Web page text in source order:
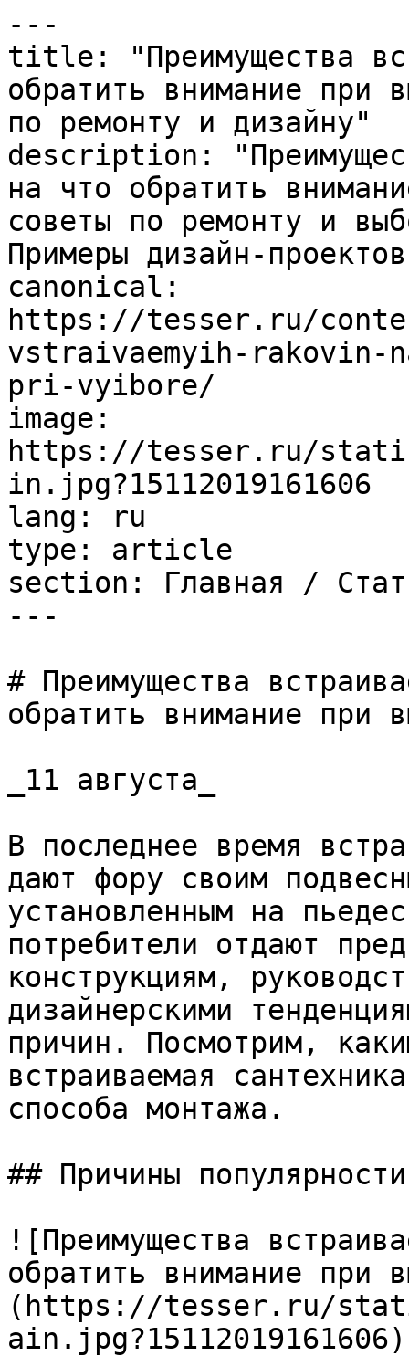
---
title: "Преимущества
обратить внимание при
по ремонту и дизайну"
description:
на что обратить
советы по ремонту и
Примеры дизайн-
canonical:
https://tesser.ru/
vstraivaemyih-
pri-vyibore/
image:
https://tesser.ru/
in.jpg?15112019161606
lang: ru
type: article
section: Главная /
---
# Преимущества
обратить внимание при
_11 августа_
В последнее время
дают фору своим
установленным на
потребители отдают
конструкциям,
дизайнерскими
причин. Посмотрим,
встраиваемая
способа монтажа.
## Причины популярности
![Преимущества
обратить внимание при
(https://tesser.ru/
ain.jpg?15112019161606)